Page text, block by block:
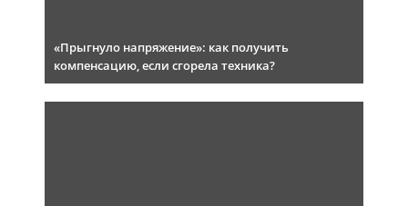
«Прыгнуло напряжение»: как получить
компенсацию, если сгорела техника?